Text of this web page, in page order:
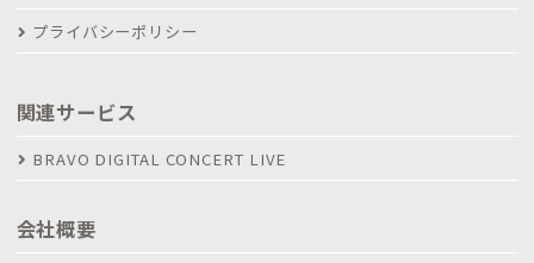
プライバシーポリシー
関連サービス
BRAVO DIGITAL CONCERT LIVE
会社概要